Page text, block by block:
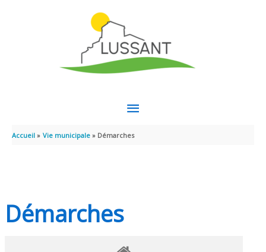
MENU
PRINCIPAL
Accueil Vie municipale Démarches
Démarches